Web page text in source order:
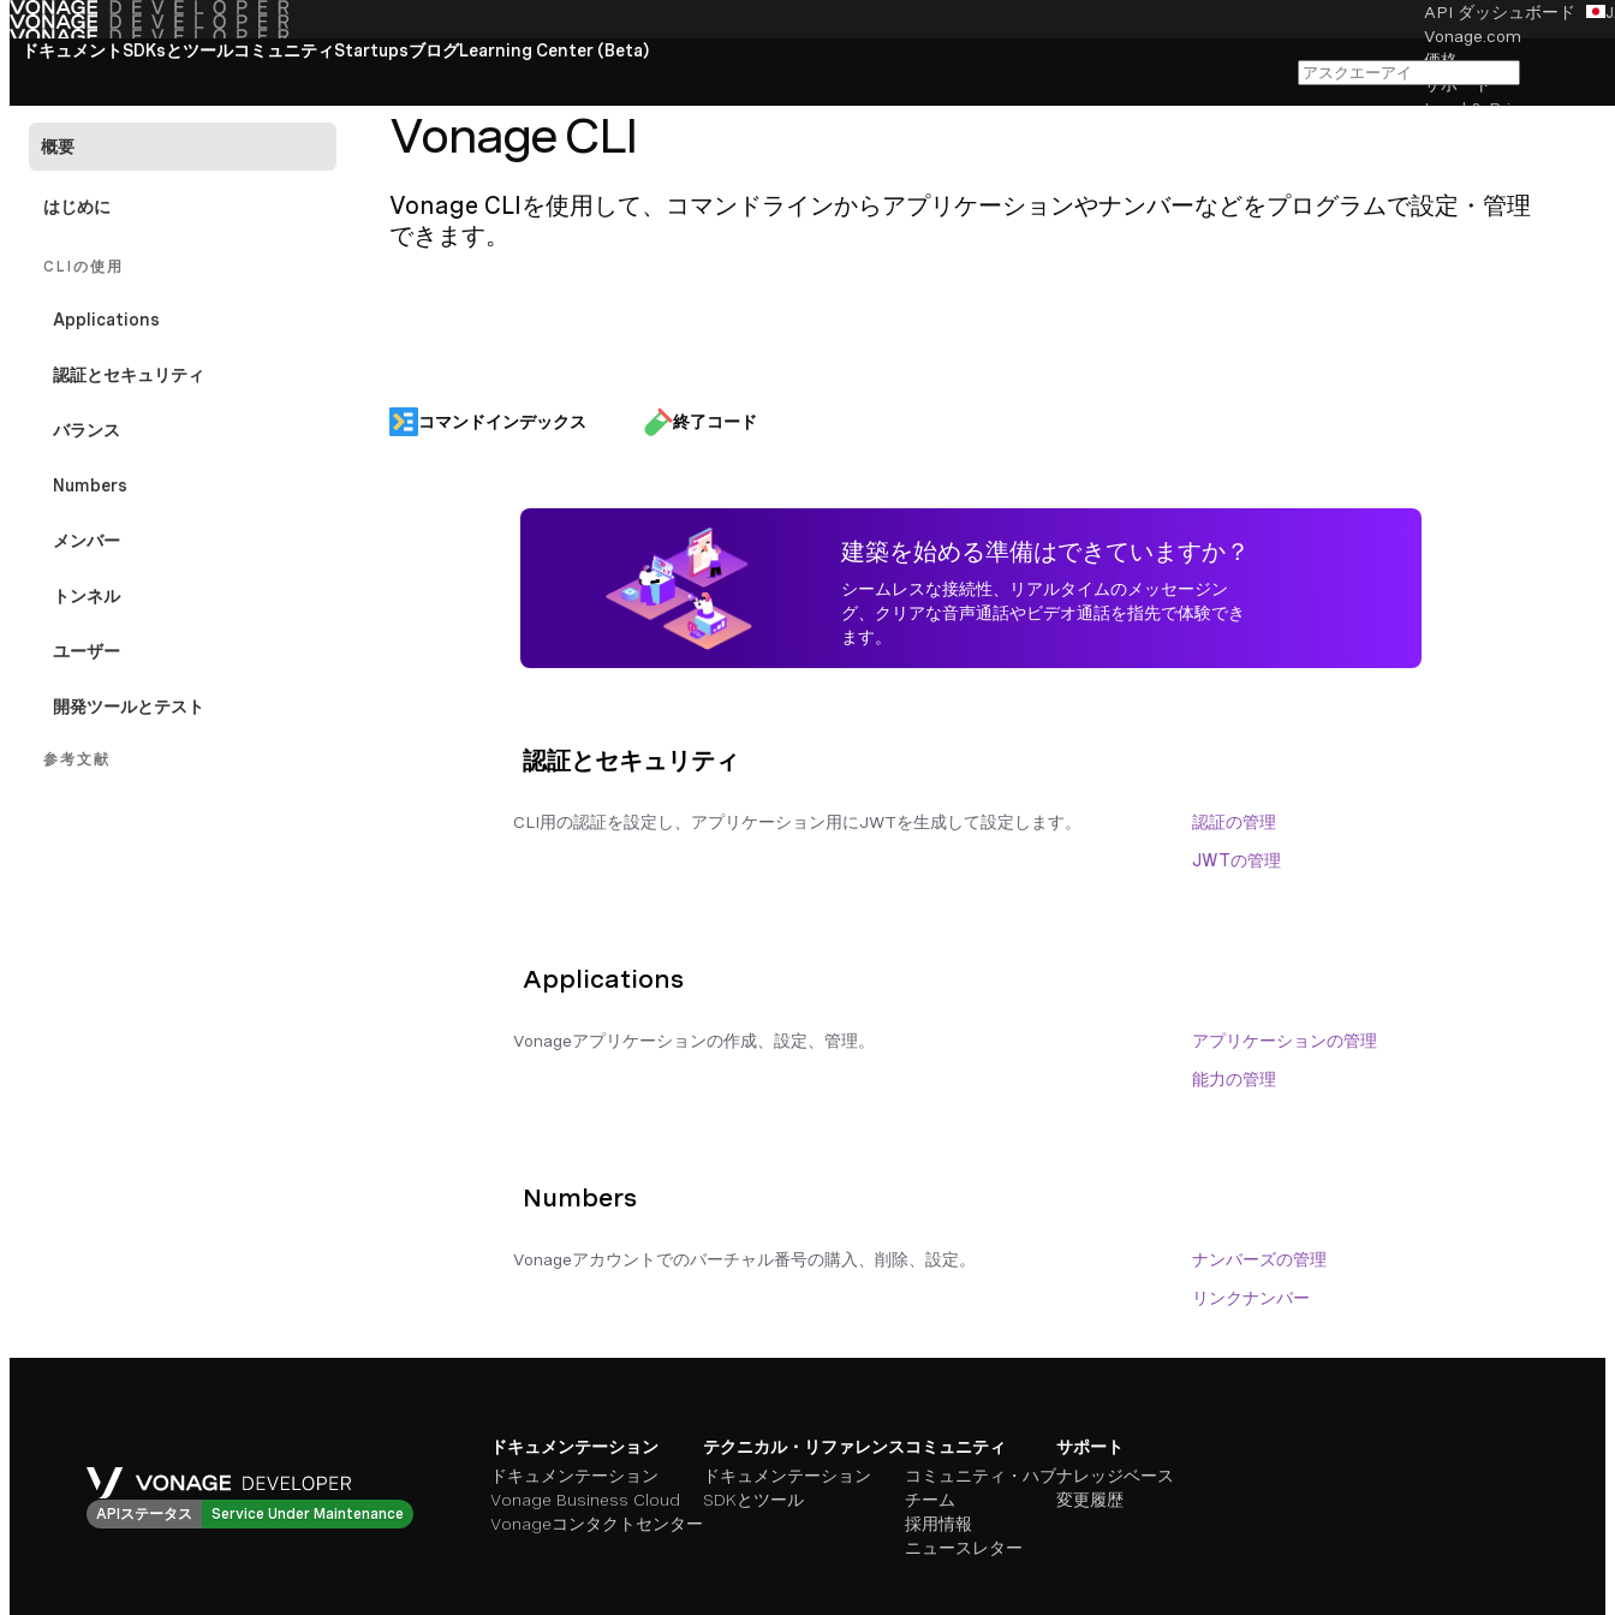
API ダッシュボード
Vonage.com
価格
サポート
Legal & Privacy
ドキュメントSDKsとツールコミュニティStartupsブログLearning Center (Beta)
すべてのドキュメントを見る
概要
はじめに
CLIの使用
Applications
認証とセキュリティ
バランス
Numbers
メンバー
トンネル
ユーザー
開発ツールとテスト
参考文献
ドキュメンテーションVonage CLI
Vonage CLI
Vonage CLIを使用して、コマンドラインからアプリケーションやナンバーなどをプログラムで設定・管理
できます。
コマンドインデックス 終了コード
建築を始める準備はできていますか？
シームレスな接続性、リアルタイムのメッセージン
グ、クリアな音声通話やビデオ通話を指先で体験でき
ます。
認証とセキュリティ
CLI用の認証を設定し、アプリケーション用にJWTを生成して設定します。
認証の管理
JWTの管理
Applications
Vonageアプリケーションの作成、設定、管理。
アプリケーションの管理
能力の管理
Numbers
Vonageアカウントでのバーチャル番号の購入、削除、設定。
ナンバーズの管理
リンクナンバー
APIステータス Service Under Maintenance
ドキュメンテーション
ドキュメンテーション
Vonage Business Cloud
Vonageコンタクトセンター
テクニカル・リファレンス
ドキュメンテーション
SDKとツール
コミュニティ
コミュニティ・ハブ
チーム
採用情報
ニュースレター
サポート
ナレッジベース
変更履歴